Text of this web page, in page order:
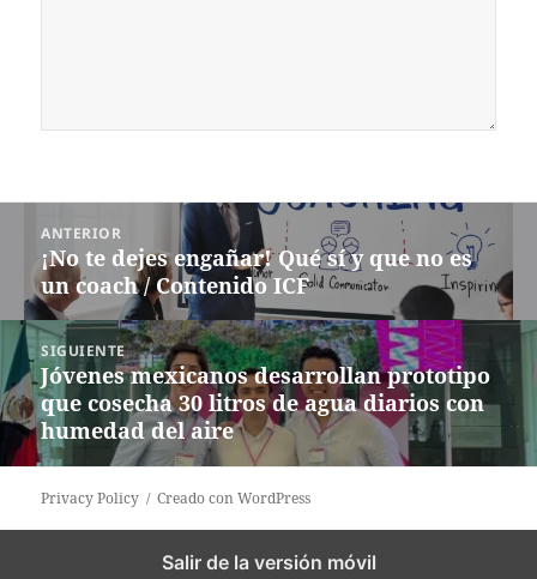
entradas
ANTERIOR
Entrada
anterior:
¡No te dejes engañar! Qué sí y que no es
un coach / Contenido ICF
SIGUIENTE
Siguiente
entrada:
Jóvenes mexicanos desarrollan prototipo
que cosecha 30 litros de agua diarios con
humedad del aire
Privacy Policy Creado con WordPress
Salir de la versión móvil